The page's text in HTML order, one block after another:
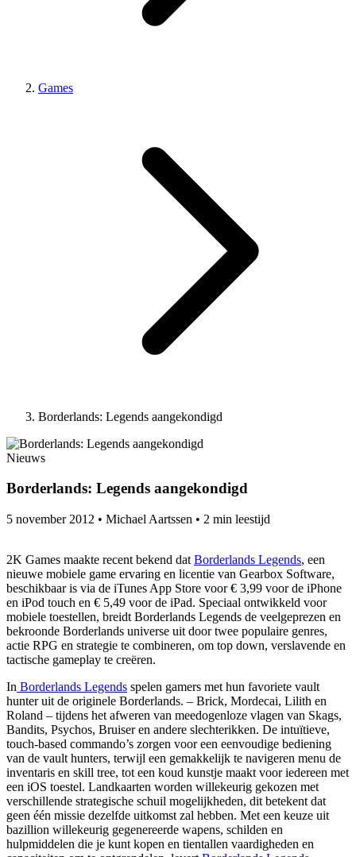
Games
Borderlands: Legends aangekondigd
Nieuws
Borderlands: Legends aangekondigd
5 november 2012 • Michael Aartssen • 2 min leestijd
2K Games maakte recent bekend dat Borderlands Legends, een
nieuwe mobiele game ervaring en licentie van Gearbox Software,
beschikbaar is via de iTunes App Store voor € 3,99 voor de iPhone
en iPod touch en € 5,49 voor de iPad. Speciaal ontwikkeld voor
mobiele toestellen, breidt Borderlands Legends de veelgeprezen en
bekroonde Borderlands universe uit door twee populaire genres,
actie RPG en strategie te combineren, om top down, verslavende en
tactische gameplay te creëren.
In Borderlands Legends spelen gamers met hun favoriete vault
hunter uit de originele Borderlands. – Brick, Mordecai, Lilith en
Roland – tijdens het afweren van meedogenloze vlagen van Skags,
Bandits, Psychos, Bruiser en andere slechterikken. De intuïtieve,
touch-based commando’s zorgen voor een eenvoudige bediening
van de vault hunters, terwijl een gemakkelijk te navigeren menu de
inventaris en skill tree, tot een koud kunstje maakt voor iedereen met
een iOS toestel. Landkaarten worden willekeurig gekozen met
verschillende strategische schuil mogelijkheden, dit betekent dat
geen één missie dezelfde uitkomst zal hebben. Met een keuze uit
bazillion willekeurig gegenereerde wapens, schilden en
hulpmiddelen die je kunt kopen en tientallen vaardigheden en